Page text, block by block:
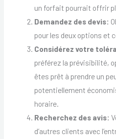
un forfait pourrait offrir
Demandez des devis:
pour les deux options et
Considérez votre
préférez la prévisibilité,
êtes prêt à prendre un
potentiellement
horaire.
Recherchez des avis:
d’autres clients avec